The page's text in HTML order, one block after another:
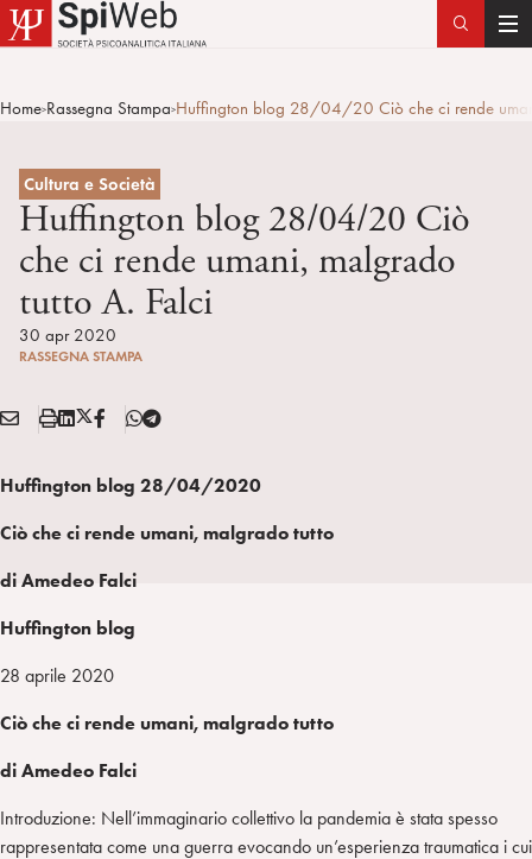
T
g
Home>Rassegna Stampa>Huffington blog 28/04/20 Ciò che ci rende
Cultura e Società
Huffington blog 28/04/20 Ciò
che ci rende umani, malgrado
tutto A. Falci
30 apr 2020
RASSEGNA STAMPA
Condividi:
E
A
L
S
a
p
L
k
e
i
X
i
t
F
T
l
g
Huffington blog 28/04/2020
Ciò che ci rende umani, malgrado tutto
di Amedeo Falci
Huffington blog
28 aprile 2020
Ciò che ci rende umani, malgrado tutto
di Amedeo Falci
Introduzione: Nell’immaginario collettivo la pandemia è stata spesso
rappresentata come una guerra evocando un’esperienza traumatica i cui